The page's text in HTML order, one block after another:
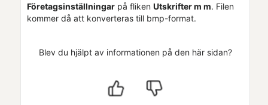
Företagsinställningar på fliken Utskrifter m m. Filen
kommer då att konverteras till bmp-format.
Blev du hjälpt av informationen på den här sidan?